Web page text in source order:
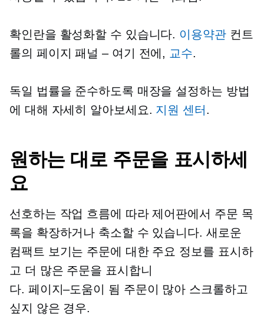
확인란을 활성화할 수 있습니다. 이용약관컨트
롤의 페이지패널 – 여기 전에, 교수.
독일 법률을 준수하도록 매장을 설정하는 방법
에 대해 자세히 알아보세요. 지원 센터 .
원하는 대로 주문을 표시하세
요
선호하는 작업 흐름에 따라 제어판에서 주문 목
록을 확장하거나 축소할 수 있습니다. 새로운
컴팩트 보기는 주문에 대한 주요 정보를 표시하
고 더 많은 주문을 표시합니
다. 페이지–도움이 됨 주문이 많아 스크롤하고
싶지 않은 경우.